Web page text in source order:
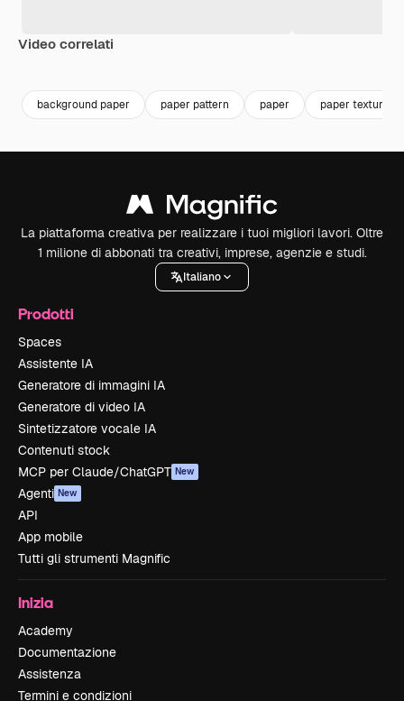
Video correlati
background paper paper pattern paper paper texture
La piattaforma creativa per realizzare i tuoi migliori lavori. Oltre
1 milione di abbonati tra creativi, imprese, agenzie e studi.
Italiano
Prodotti
Spaces
Assistente IA
Generatore di immagini IA
Generatore di video IA
Sintetizzatore vocale IA
Contenuti stock
MCP per Claude/ChatGPT New
Agenti New
API
App mobile
Tutti gli strumenti Magnific
Inizia
Academy
Documentazione
Assistenza
Termini e condizioni